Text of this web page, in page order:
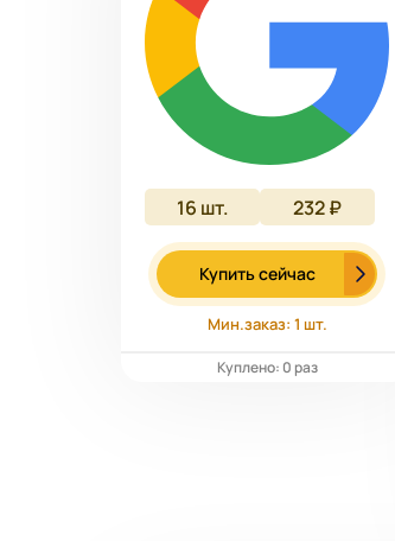
16 шт. 232 ₽
Купить сейчас
Мин.заказ: 1 шт.
Куплено: 0 раз